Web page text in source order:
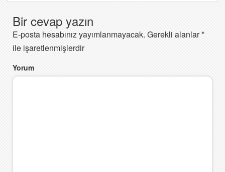
Bir cevap yazın
E-posta hesabınız yayımlanmayacak. Gerekli alanlar*
ile işaretlenmişlerdir
Yorum